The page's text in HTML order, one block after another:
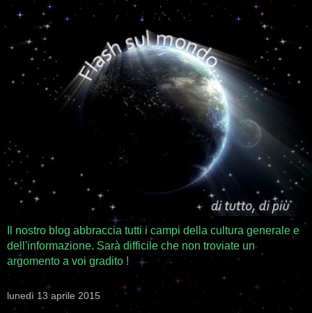
Il nostro blog abbraccia tutti i campi della cultura generale e
dell'informazione. Sarà difficile che non troviate un
argomento a voi gradito !
lunedì 13 aprile 2015